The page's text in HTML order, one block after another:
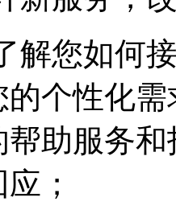
解您如何
的个性化
帮助服务
；